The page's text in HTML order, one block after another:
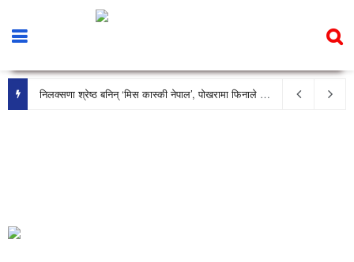
निलक्सणा श्रेष्ठ बनिन् ‘मिस कास्की नेपाल’, पोखरामा फिनाले भव्य रूपमा सम्पन्न